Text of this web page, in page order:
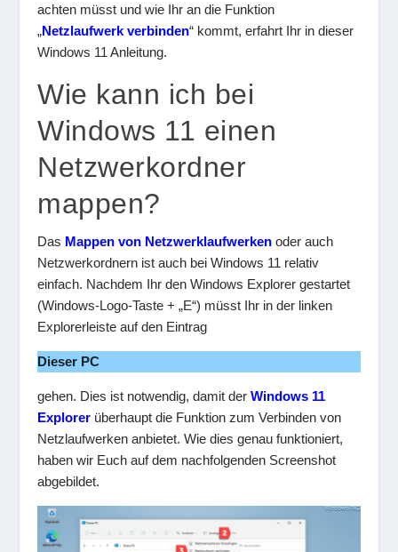
achten müsst und wie Ihr an die Funktion
„Netzlaufwerk verbinden“ kommt, erfahrt Ihr in dieser
Windows 11 Anleitung.
Wie kann ich bei
Windows 11 einen
Netzwerkordner
mappen?
Das Mappen von Netzwerklaufwerken oder auch
Netzwerkordnern ist auch bei Windows 11 relativ
einfach. Nachdem Ihr den Windows Explorer gestartet
(Windows-Logo-Taste + „E“) müsst Ihr in der linken
Explorerleiste auf den Eintrag
Dieser PC
gehen. Dies ist notwendig, damit derWindows 11
Explorer überhaupt die Funktion zum Verbinden von
Netzlaufwerken anbietet. Wie dies genau funktioniert,
haben wir Euch auf dem nachfolgenden Screenshot
abgebildet.